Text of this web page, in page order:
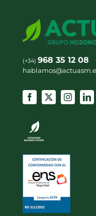
(+34) 968 35 12 08
hablamos@actuasm.es